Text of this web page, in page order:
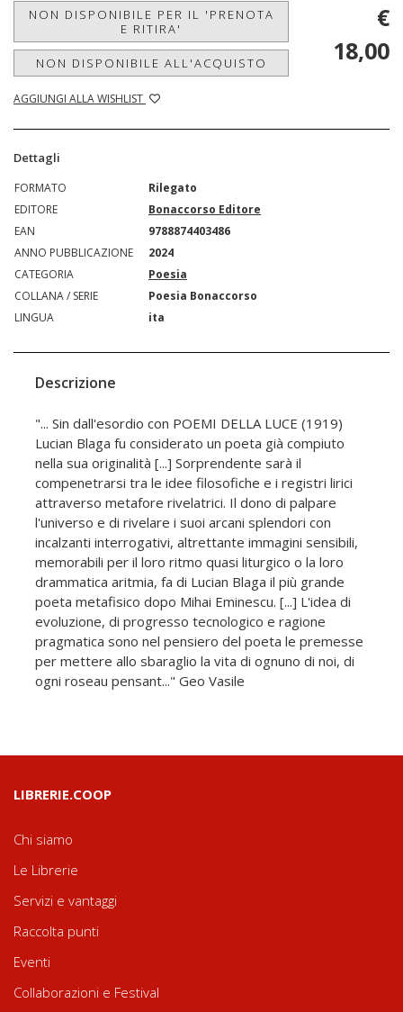
NON DISPONIBILE PER IL 'PRENOTA
E RITIRA'
NON DISPONIBILE ALL'ACQUISTO
AGGIUNGI ALLA WISHLIST
€
18,00
Dettagli
FORMATO
Rilegato
EDITORE
Bonaccorso Editore
EAN
9788874403486
ANNO PUBBLICAZIONE
2024
CATEGORIA
Poesia
COLLANA / SERIE
Poesia Bonaccorso
LINGUA
ita
Descrizione
"... Sin dall'esordio con POEMI DELLA LUCE (1919)
Lucian Blaga fu considerato un poeta già compiuto
nella sua originalità [...] Sorprendente sarà il
compenetrarsi tra le idee filosofiche e i registri lirici
attraverso metafore rivelatrici. Il dono di palpare
l'universo e di rivelare i suoi arcani splendori con
incalzanti interrogativi, altrettante immagini sensibili,
memorabili per il loro ritmo quasi liturgico o la loro
drammatica aritmia, fa di Lucian Blaga il più grande
poeta metafisico dopo Mihai Eminescu. [...] L'idea di
evoluzione, di progresso tecnologico e ragione
pragmatica sono nel pensiero del poeta le premesse
per mettere allo sbaraglio la vita di ognuno di noi, di
ogni roseau pensant..." Geo Vasile
LIBRERIE.COOP
Chi siamo
Le Librerie
Servizi e vantaggi
Raccolta punti
Eventi
Collaborazioni e Festival